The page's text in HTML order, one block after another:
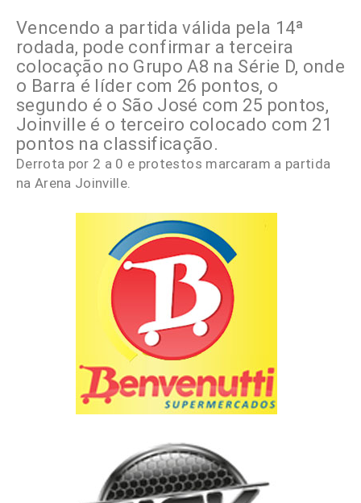
Vencendo a partida válida pela 14ª
rodada, pode confirmar a terceira
colocação no Grupo A8 na Série D, onde
o Barra é líder com 26 pontos, o
segundo é o São José com 25 pontos,
Joinville é o terceiro colocado com 21
pontos na classificação.
Derrota por 2 a 0 e protestos marcaram a partida
na Arena Joinville.